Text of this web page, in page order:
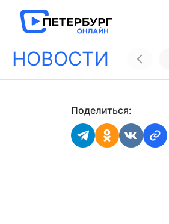
НОВОСТИ
Поделиться: